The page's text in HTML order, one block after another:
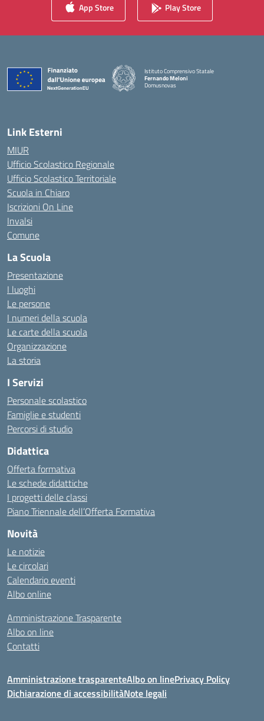
App Store Play Store
Istituto Comprensivo Statale
Fernando Meloni
Domusnovas
Link Esterni
MIUR
Ufficio Scolastico Regionale
Ufficio Scolastico Territoriale
Scuola in Chiaro
Iscrizioni On Line
Invalsi
Comune
La Scuola
Presentazione
I luoghi
Le persone
I numeri della scuola
Le carte della scuola
Organizzazione
La storia
I Servizi
Personale scolastico
Famiglie e studenti
Percorsi di studio
Didattica
Offerta formativa
Le schede didattiche
I progetti delle classi
Piano Triennale dell’Offerta Formativa
Novità
Le notizie
Le circolari
Calendario eventi
Albo online
Amministrazione Trasparente
Albo on line
Contatti
Amministrazione trasparenteAlbo on linePrivacy Policy
Dichiarazione di accessibilitàNote legali